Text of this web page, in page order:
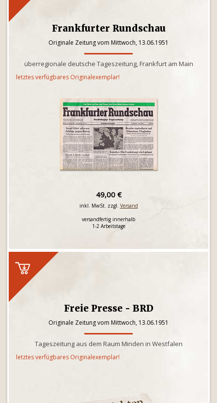
Frankfurter Rundschau
Originale Zeitung vom Mittwoch, 13.06.1951
überregionale deutsche Tageszeitung, Frankfurt am Main
letztes verfügbares Originalexemplar!
49,00 €
inkl. MwSt. zzgl. Versand
versandfertig innerhalb
1-2 Arbeitstage
Freie Presse - BRD
Originale Zeitung vom Mittwoch, 13.06.1951
Tageszeitung aus dem Raum Minden in Westfalen
letztes verfügbares Originalexemplar!